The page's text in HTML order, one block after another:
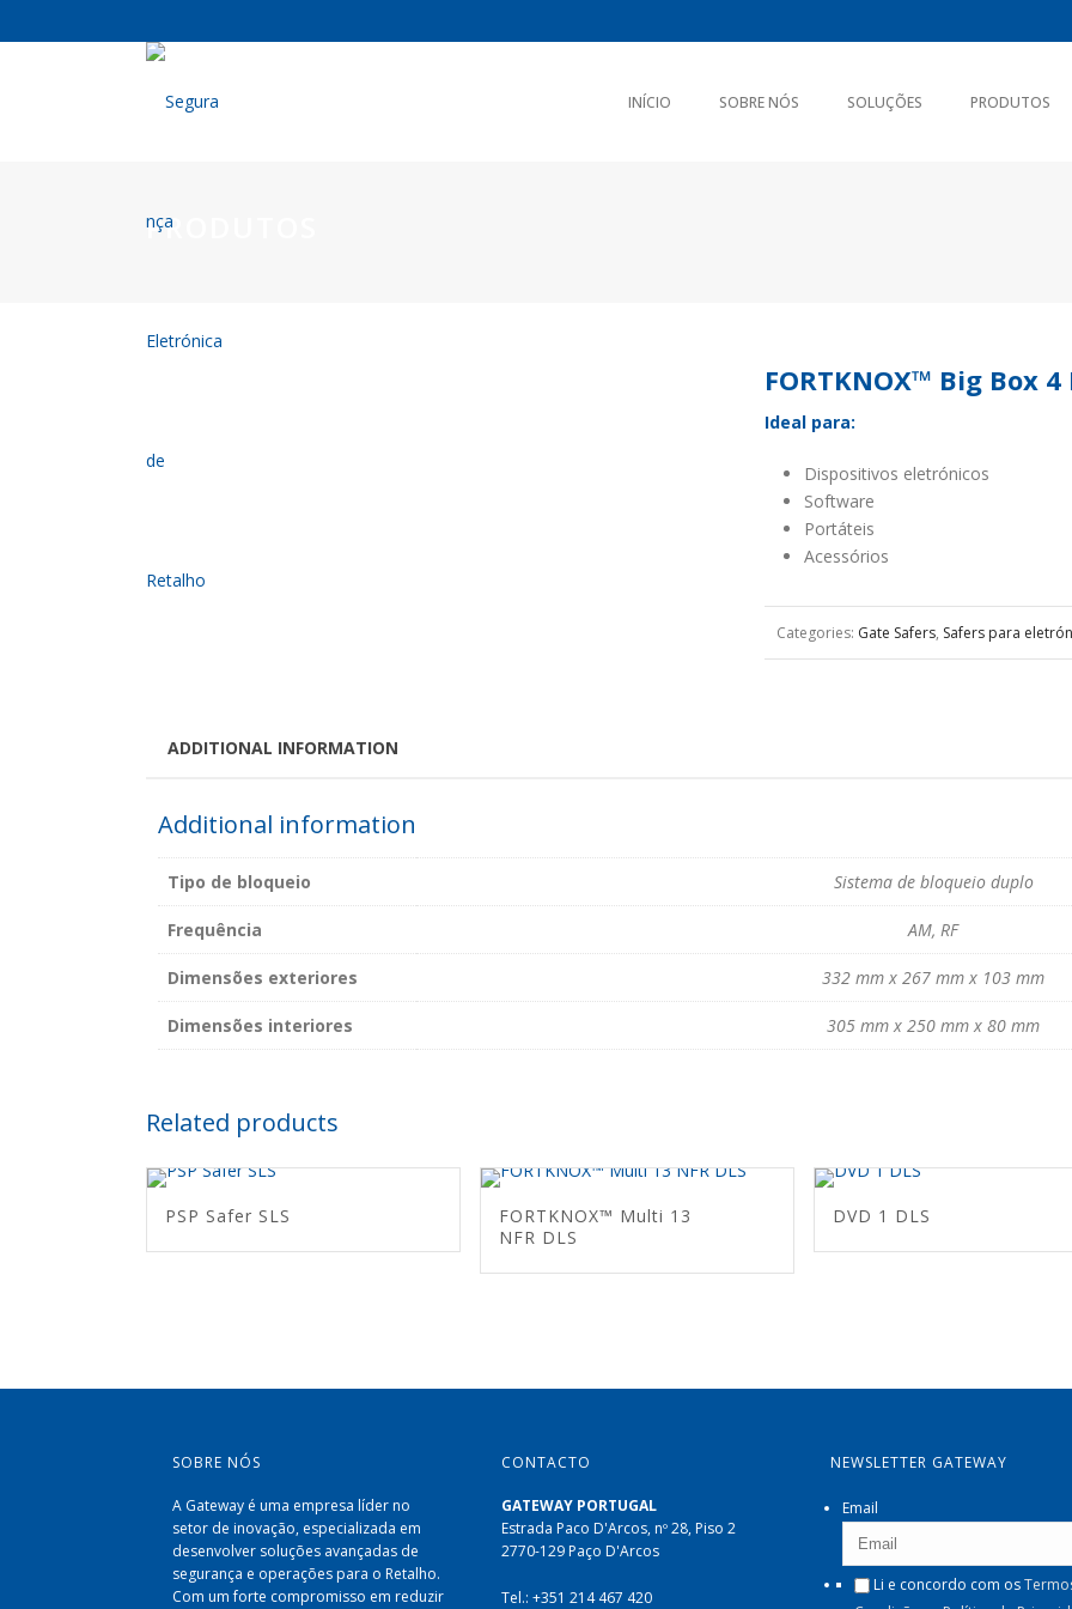
INÍCIO SOBRE NÓS SOLUÇÕES PRODUTOS
PRODUTOS
FORTKNOX™ Big Box 4
Ideal para:
Dispositivos eletrónicos
Software
Portáteis
Acessórios
Categories: Gate Safers, Safers para
ADDITIONAL INFORMATION
Additional information
Tipo de bloqueio Sistema de bloqueio duplo
Frequência AM, RF
Dimensões exteriores 332 mm x 267 mm x 103 mm
Dimensões interiores 305 mm x 250 mm x 80 mm
Related products
PSP Safer SLS
FORTKNOX™ Multi 13
NFR DLS
DVD 1 DLS
SOBRE NÓS
A Gateway é uma empresa líder no
setor de inovação, especializada em
desenvolver soluções avançadas de
segurança e operações para o Retalho.
Com um forte compromisso em reduzir
CONTACTO
GATEWAY PORTUGAL
Estrada Paco D'Arcos, nº 28, Piso 2
2770-129 Paço D'Arcos
Tel.: +351 214 467 420
NEWSLETTER GATEWAY
Email
Li e concordo com os